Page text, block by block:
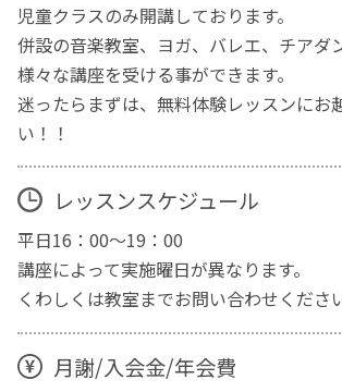
児童クラスのみ開講しております。
併設の音楽教室、ヨガ、バレエ、チアダ
様々な講座を受ける事ができます。
迷ったらまずは、無料体験レッスンにお
い！！
レッスンスケジュール
平日16：00～19：00
講座によって実施曜日が異なります。
くわしくは教室までお問い合わせくださ
月謝/入会金/年会費